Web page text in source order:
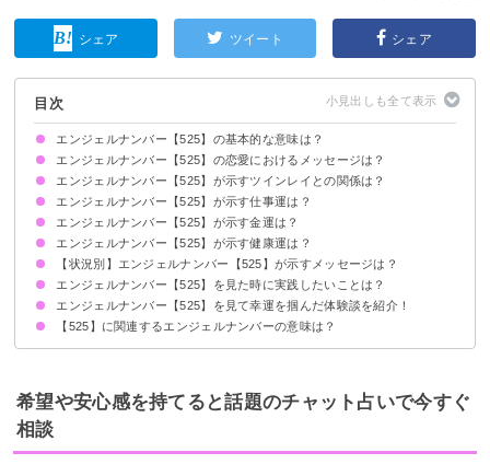
シェア ツイート シェア
目次
エンジェルナンバー【525】の基本的な意味は？
経済的な自立を迎えます
変化に適応してください
周りにエネルギーを与えてください
エンジェルナンバー【525】の恋愛におけるメッセージは？
片思いしている時
復縁したい時
恋人との関係について
エンジェルナンバー【525】が示すツインレイとの関係は？
焦ると悪い方向に進むので注意しましょう
サイレント期間の場合
エンジェルナンバー【525】が示す仕事運は？
エンジェルナンバー【525】が示す金運は？
エンジェルナンバー【525】が示す健康運は？
【状況別】エンジェルナンバー【525】が示すメッセージは？
何度も【525】を見る場合
時計で【525】を見る場合
エンジェルナンバー【525】を見た時に実践したいことは？
新しいことに挑戦する
流行に乗ってみる
色々な人と出会う
エンジェルナンバー【525】を見て幸運を掴んだ体験談を紹介！
転職を機に新しい業界へ入り成功した
自分自身と向き合った結果生活が前向きに変わった
勇気を持って想い人に告白しよい関係を築けた
【525】に関連するエンジェルナンバーの意味は？
エンジェルナンバー【2525】
エンジェルナンバー【523】
エンジェルナンバー【533】
エンジェルナンバー【535】
エンジェルナンバー【545】
希望や安心感を持てると話題のチャット占いで今すぐ
相談